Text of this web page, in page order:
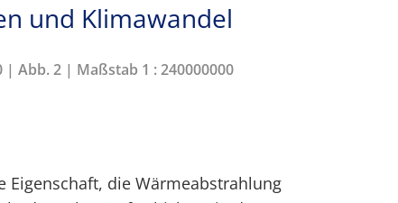
und Klimawandel
| Abb. 2 | Maßstab 1 : 240000000
Eigenschaft, die Wärmeabstrahlung